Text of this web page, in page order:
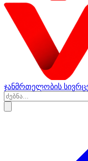
ჯანმრთელობის